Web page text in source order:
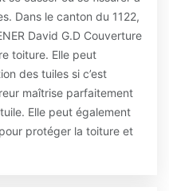
Dans le canton du 1122,
David G.D Couverture
toiture. Elle peut
des tuiles si c’est
maîtrise parfaitement
Elle peut également
protéger la toiture et